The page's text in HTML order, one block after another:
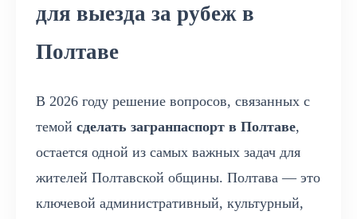
для выезда за рубеж в
Полтаве
В 2026 году решение вопросов, связанных с
темой сделать загранпаспорт в Полтаве,
остается одной из самых важных задач для
жителей Полтавской общины. Полтава — это
ключевой административный, культурный,